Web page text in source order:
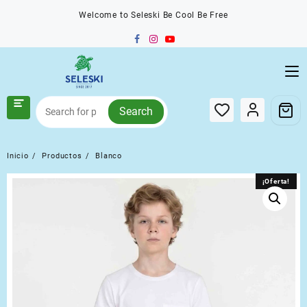
Welcome to Seleski Be Cool Be Free
Search
Inicio Productos Blanco
¡Oferta!
¡Oferta!